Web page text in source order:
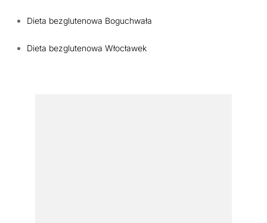
Dieta bezglutenowa Boguchwała
Dieta bezglutenowa Włocławek